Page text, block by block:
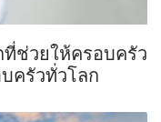
ช่วยให้ครอบครัว
ครัวทั่วโลก